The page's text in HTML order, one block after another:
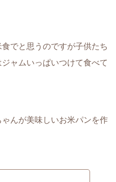
でと思うのですが子供たち
ャムいっぱいつけて食べて
んが美味しいお米パンを作